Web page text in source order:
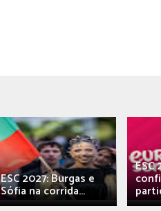
ESC 2027: Burgas e
Sófia na corrida...
ESC